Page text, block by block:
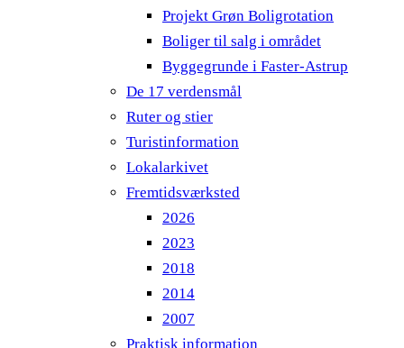
Projekt Grøn Boligrotation
Boliger til salg i området
Byggegrunde i Faster-Astrup
De 17 verdensmål
Ruter og stier
Turistinformation
Lokalarkivet
Fremtidsværksted
2026
2023
2018
2014
2007
Praktisk information